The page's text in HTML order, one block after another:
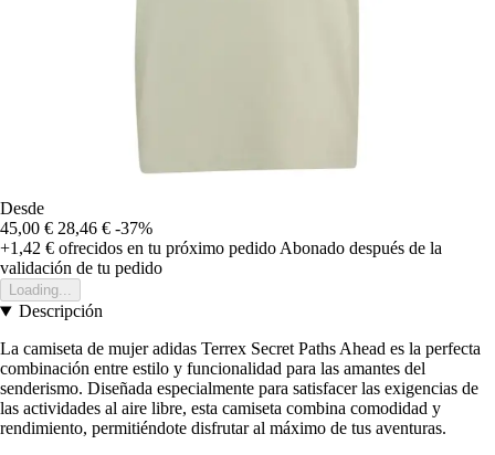
Desde
45,00 € 28,46 € -37%
+1,42 € ofrecidos en tu próximo pedidoAbonado después de la
validación de tu pedido
Loading...
Descripción
La camiseta de mujer adidas Terrex Secret Paths Ahead es la perfecta
combinación entre estilo y funcionalidad para las amantes del
senderismo. Diseñada especialmente para satisfacer las exigencias de
las actividades al aire libre, esta camiseta combina comodidad y
rendimiento, permitiéndote disfrutar al máximo de tus aventuras.